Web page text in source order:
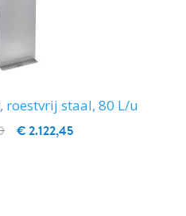
roestvrij staal, 80 L/u
€ 2.122,45